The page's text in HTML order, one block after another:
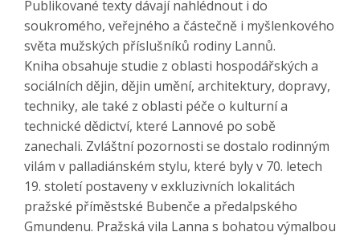
Publikované texty dávají nahlédnout i do
soukromého, veřejného a částečně i myšlenkového
světa mužských příslušníků rodiny Lannů.
Kniha obsahuje studie z oblasti hospodářských a
sociálních dějin, dějin umění, architektury, dopravy,
techniky, ale také z oblasti péče o kulturní a
technické dědictví, které Lannové po sobě
zanechali. Zvláštní pozornosti se dostalo rodinným
vilám v palladiánském stylu, které byly v 70. letech
19. století postaveny v exkluzivních lokalitách
pražské příměstské Bubenče a předalpského
Gmundenu. Pražská vila Lanna s bohatou výmalbou